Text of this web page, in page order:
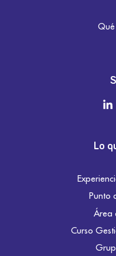
Lo
Punto
Área
Curso